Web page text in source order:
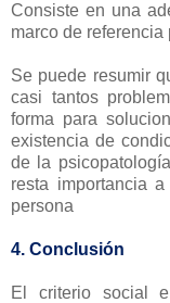
Consiste en una
marco de
Se puede resumir
casi tantos
forma para
existencia de
de la
resta importancia
persona
4. Conclusión
El criterio social